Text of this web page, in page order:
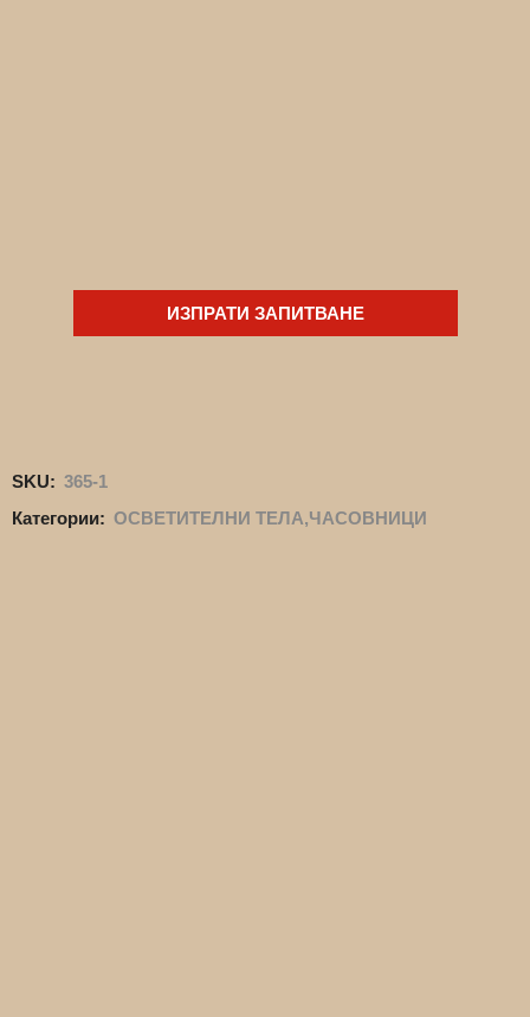
ИЗПРАТИ ЗАПИТВАНЕ
SKU: 365-1
Категории: ОСВЕТИТЕЛНИ ТЕЛА,ЧАСОВНИЦИ